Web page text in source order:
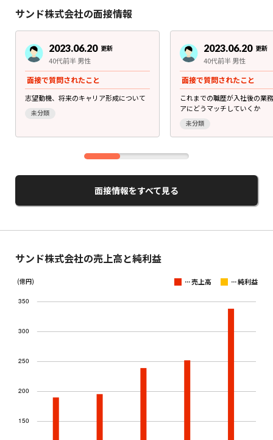
サンド株式会社の面接情報
2023.06.20 更新
40代前半 男性
面接で質問されたこと
志望動機、将来のキャリア形成について
未分類
2023.06.20 更新
40代前半 男性
面接で質問されたこと
これまでの職歴が入社後の業
アにどうマッチしていくか
未分類
面接情報をすべて見る
サンド株式会社の売上高と純利益
(億円) ...売上高 ...純利益